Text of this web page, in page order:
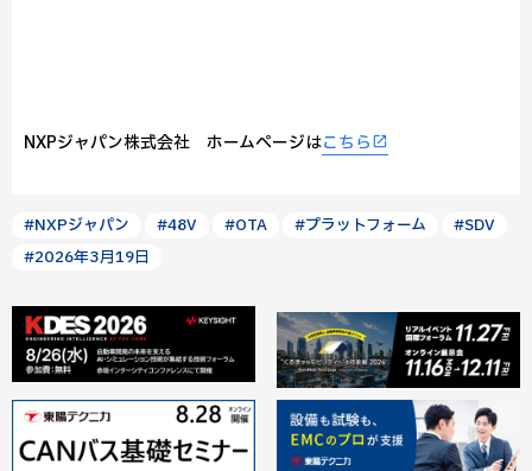
NXPジャパン株式会社 ホームページはこちら
#NXPジャパン #48V #OTA #プラットフォーム
#SDV
#2026年3月19日